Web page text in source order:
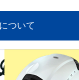
ついて